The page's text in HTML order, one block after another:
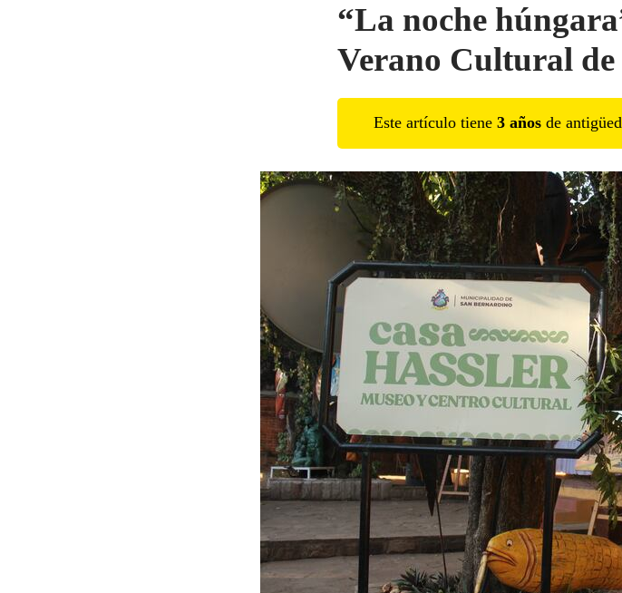
“La noche
Verano Cultural
Este artículo tiene 3 años de